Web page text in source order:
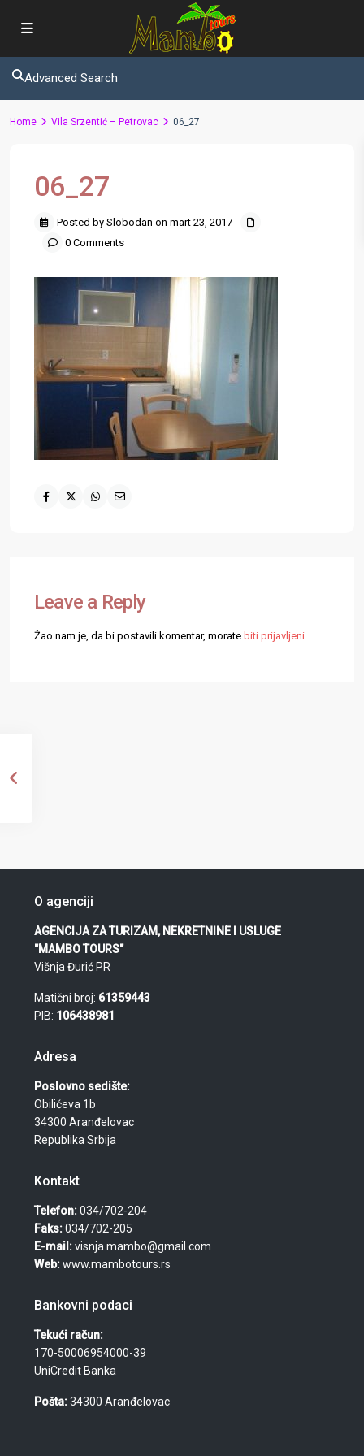
Advanced Search
Home Vila Srzentić – Petrovac 06_27
06_27
Posted by Slobodan on mart 23, 2017
0 Comments
Leave a Reply
Žao nam je, da bi postavili komentar, morate biti prijavljeni.
O agenciji
AGENCIJA ZA TURIZAM, NEKRETNINE I USLUGE
"MAMBO TOURS"
Višnja Đurić PR
Matični broj: 61359443
PIB: 106438981
Adresa
Poslovno sedište:
Obilićeva 1b
34300 Aranđelovac
Republika Srbija
Kontakt
Telefon:034/702-204
Faks:034/702-205
E-mail:visnja.mambo@gmail.com
Web:www.mambotours.rs
Bankovni podaci
Tekući račun:
170-50006954000-39
UniCredit Banka
Pošta:34300 Aranđelovac